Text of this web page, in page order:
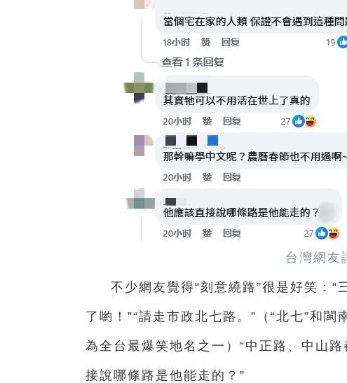
台灣網友
不少網友覺得“刻意繞路”很是好笑：“
了喲！”“請走市政北七路。”（“北七”和
為全台最爆笑地名之一）“中正路、中山
接說哪條路是他能走的？”